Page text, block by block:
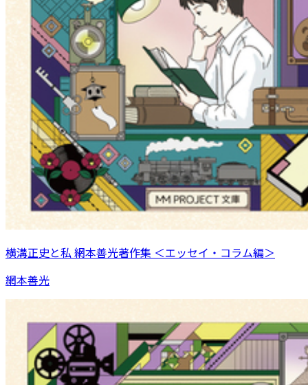
横溝正史と私 網本善光著作集 ＜エッセイ・コラム編＞
網本善光